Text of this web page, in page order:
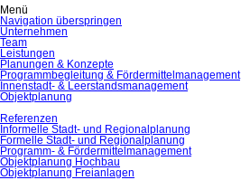
Menü
Navigation überspringen
Unternehmen
Team
Leistungen
Planungen & Konzepte
Programmbegleitung & Fördermittelmanagement
Innenstadt- & Leerstandsmanagement
Objektplanung
Referenzen
Informelle Stadt- und Regionalplanung
Formelle Stadt- und Regionalplanung
Programm- & Fördermittelmanagement
Objektplanung Hochbau
Objektplanung Freianlagen